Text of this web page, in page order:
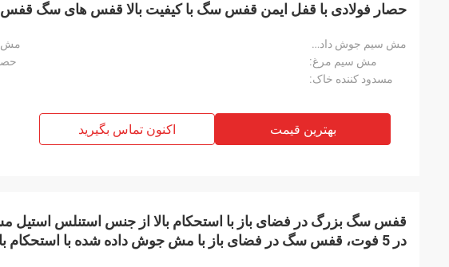
حصار فولادی با قفل ایمن قفس سگ با کیفیت بالا قفس های سگ
مش سیم جوش داده شده:
مش
مش سیم مرغ:
مسدود کننده خاک:
بهترین قیمت اکنون تماس بگیرید
در 5 فوت، قفس سگ در فضای باز با مش جوش داده شده با استحکام